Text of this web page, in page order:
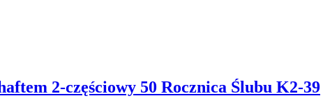
2-częściowy 50 Rocznica Ślubu K2-39